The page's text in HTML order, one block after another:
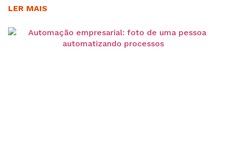
consistente. E o uso de ferramentas como um
ao centralizar processos de planejamento,
aprovação e publicação. Para ter bons resultados
LER MAIS